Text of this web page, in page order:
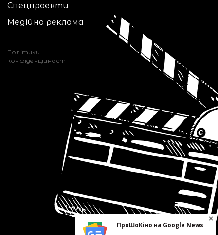
Спецпроекти
Медійна реклама
Політики
конфіденційності
ПроШоКіно на Google News